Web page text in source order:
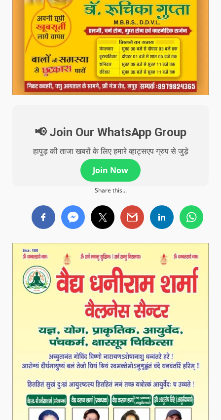
📢 Join Our WhatsApp Group
हापुड़ की ताजा खबरों के लिए हमारे व्हाट्सएप ग्रुप से जुड़े
Join Now
Share this...